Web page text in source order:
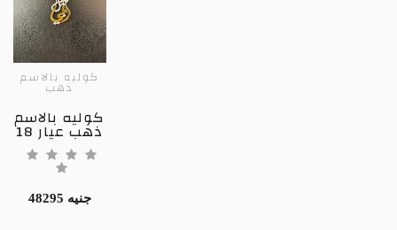
كوليه بالاسم
ذهب
كوليه بالاسم
ذهب عيار 18
48295 جنيه